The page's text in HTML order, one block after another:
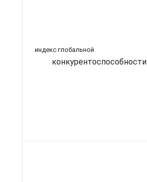
индекс глобальной
конкурентоспособности